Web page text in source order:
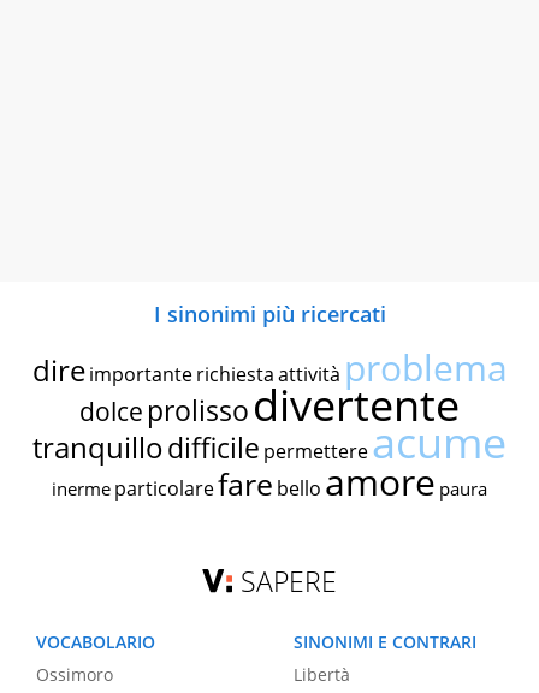
I sinonimi più ricercati
dire importante richiestaattività problema
dolce prolissodivertente
tranquillodifficile permettereacume
inerme particolarefare bello amore paura
SAPERE
VOCABOLARIO
Ossimoro
SINONIMI E CONTRARI
Libertà